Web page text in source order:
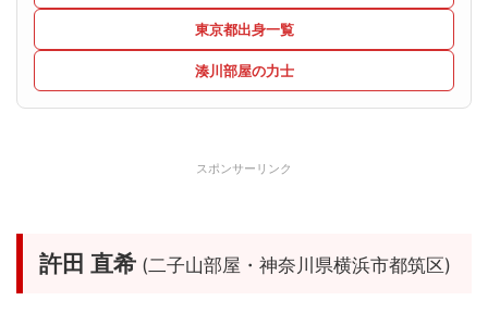
東京都出身一覧
湊川部屋の力士
スポンサーリンク
許田 直希 (二子山部屋・神奈川県横浜市都筑区)